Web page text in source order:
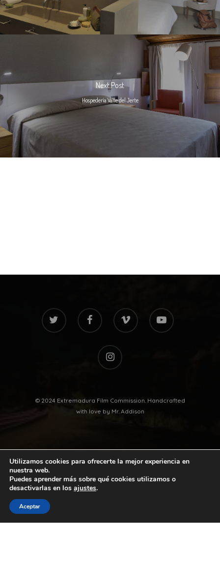
Next Post
Hospedería Valle del Jerte
twitter facebook vimeo youtube
instagram
© 2024 Extremadura Film Commission. Handcrafted
with love by Mr. Addison
Utilizamos cookies para ofrecerte la mejor experiencia en
nuestra web.
Puedes aprender más sobre qué cookies utilizamos o
desactivarlas en los ajustes.
Aceptar
twitter facebook